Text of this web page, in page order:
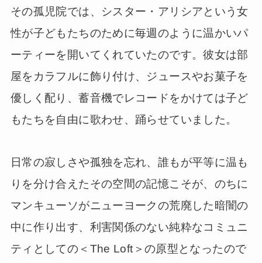
その孤児院では、シスター・アリシアという女
性が子どもたちのために毎週のように温かいパ
ーティーを開いてくれていたのです。彼女は部
屋をカラフルに飾り付け、ジュースやお菓子を
優しく配り、蓄音機でレコードをかけては子ど
もたちを自由に歌わせ、踊らせていました。
日常の寂しさや孤独を忘れ、誰もが平等に温も
りを分け合えたその空間の記憶こそが、のちに
マンキューソがニューヨークの荒廃した暗闇の
中に作り出す、利害関係のない純粋なコミュニ
ティとしての＜The Loft＞の原型となったので